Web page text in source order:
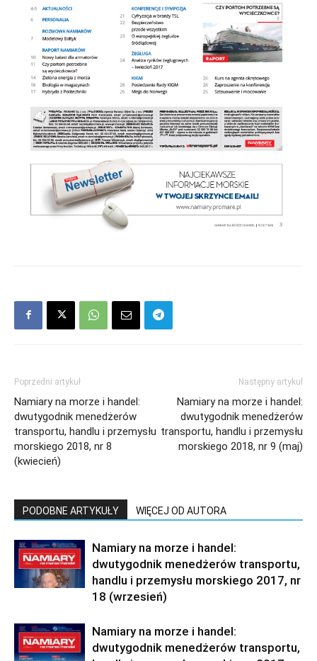
Poprzedni artykuł
Namiary na morze i handel:
dwutygodnik menedżerów
transportu, handlu i przemysłu
morskiego 2018, nr 8
(kwiecień)
Następny artykuł
Namiary na morze i handel:
dwutygodnik menedżerów
transportu, handlu i przemysłu
morskiego 2018, nr 9 (maj)
PODOBNE ARTYKUŁY WIĘCEJ OD AUTORA
Namiary na morze i handel:
dwutygodnik menedżerów transportu,
handlu i przemysłu morskiego 2017, nr
18 (wrzesień)
Namiary na morze i handel:
dwutygodnik menedżerów transportu,